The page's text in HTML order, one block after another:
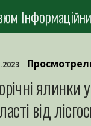
ялинки
від